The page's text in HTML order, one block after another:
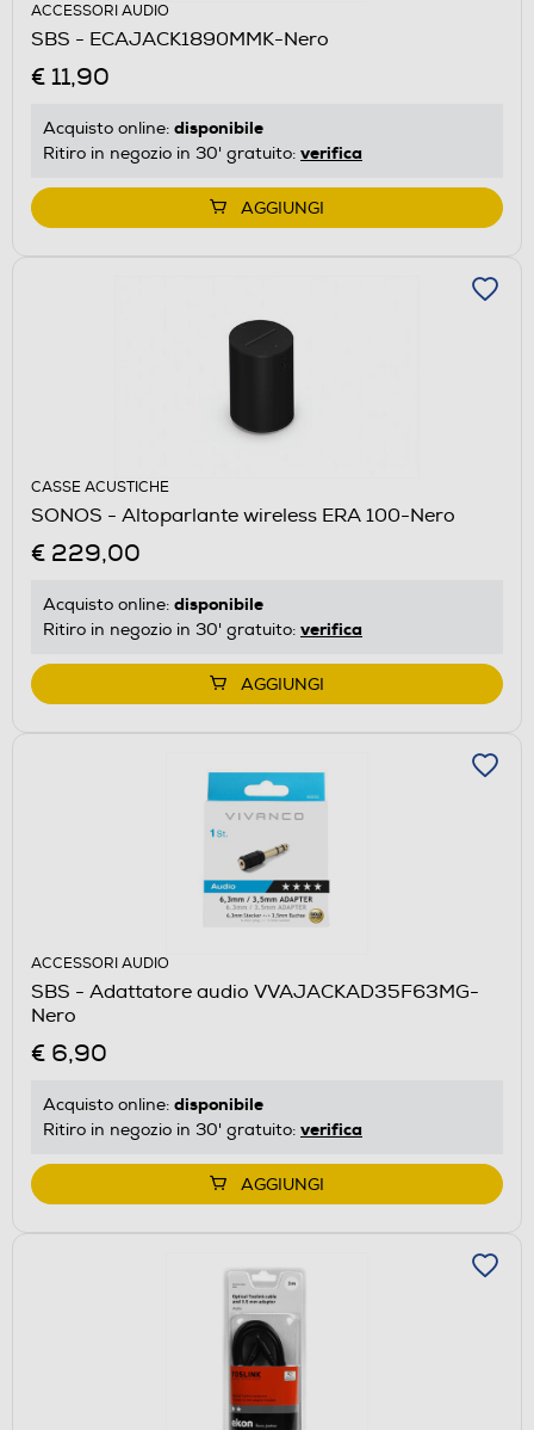
ACCESSORI AUDIO
SBS - ECAJACK1890MMK-Nero
€ 11,90
Acquisto online: disponibile
Ritiro in negozio in 30' gratuito: verifica
AGGIUNGI
CASSE ACUSTICHE
SONOS - Altoparlante wireless ERA 100-Nero
€ 229,00
Acquisto online: disponibile
Ritiro in negozio in 30' gratuito: verifica
AGGIUNGI
ACCESSORI AUDIO
SBS - Adattatore audio VVAJACKAD35F63MG-
Nero
€ 6,90
Acquisto online: disponibile
Ritiro in negozio in 30' gratuito: verifica
AGGIUNGI